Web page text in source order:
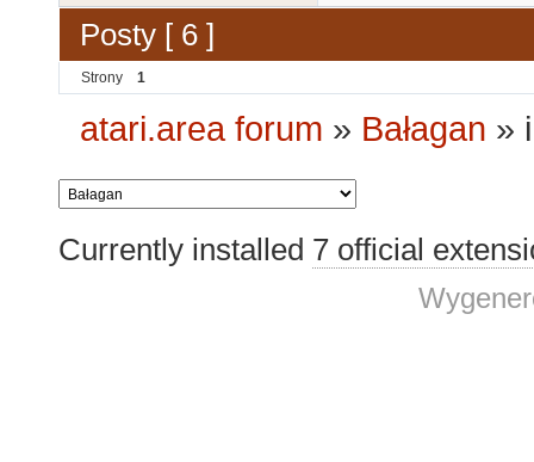
Posty [ 6 ]
Strony 1
atari.area forum » Bałagan »
Currently installed 7 official